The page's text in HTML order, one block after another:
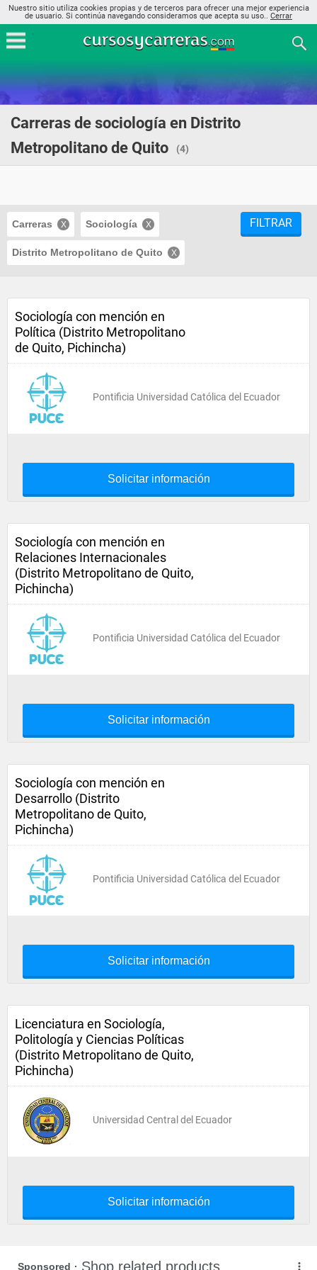
Nuestro sitio utiliza cookies propias y de terceros para ofrecer una mejor experiencia
de usuario. Si continúa navegando consideramos que acepta su uso.. Cerrar
Carreras de sociología en Distrito
Metropolitano de Quito
(4)
Carreras Sociología
Distrito Metropolitano de Quito
FILTRAR
Sociología con mención en
Política (Distrito Metropolitano
de Quito, Pichincha)
Pontificia Universidad Católica del Ecuador
Solicitar información
Sociología con mención en
Relaciones Internacionales
(Distrito Metropolitano de Quito,
Pichincha)
Pontificia Universidad Católica del Ecuador
Solicitar información
Sociología con mención en
Desarrollo (Distrito
Metropolitano de Quito,
Pichincha)
Pontificia Universidad Católica del Ecuador
Solicitar información
Licenciatura en Sociología,
Politología y Ciencias Políticas
(Distrito Metropolitano de Quito,
Pichincha)
Universidad Central del Ecuador
Solicitar información